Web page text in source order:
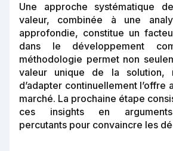
Une approche systématique
valeur, combinée à une
approfondie, constitue un
dans le développement
méthodologie permet non
valeur unique de la solution,
d’adapter continuellement l’offre
marché. La prochaine étape
ces insights en arguments
percutants pour convaincre les